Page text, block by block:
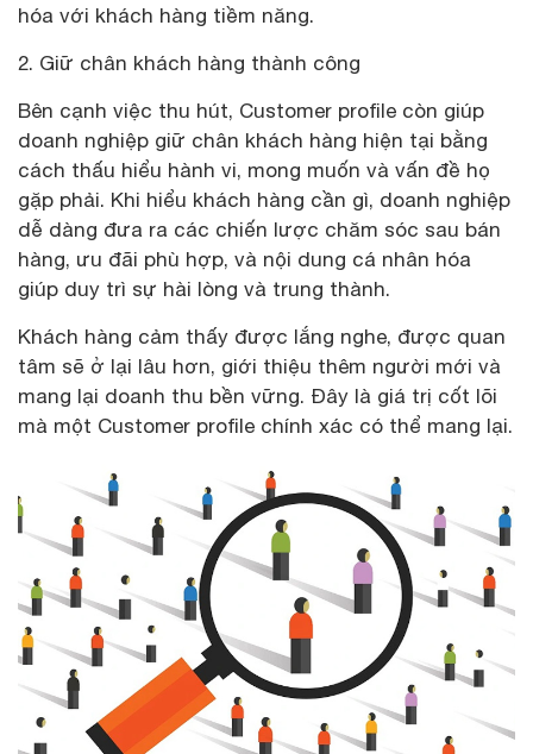
hóa với khách hàng tiềm năng.
2. Giữ chân khách hàng thành công
Bên cạnh việc thu hút, Customer profile còn giúp
doanh nghiệp giữ chân khách hàng hiện tại bằng
cách thấu hiểu hành vi, mong muốn và vấn đề họ
gặp phải. Khi hiểu khách hàng cần gì, doanh nghiệp
dễ dàng đưa ra các chiến lược chăm sóc sau bán
hàng, ưu đãi phù hợp, và nội dung cá nhân hóa
giúp duy trì sự hài lòng và trung thành.
Khách hàng cảm thấy được lắng nghe, được quan
tâm sẽ ở lại lâu hơn, giới thiệu thêm người mới và
mang lại doanh thu bền vững. Đây là giá trị cốt lõi
mà một Customer profile chính xác có thể mang lại.